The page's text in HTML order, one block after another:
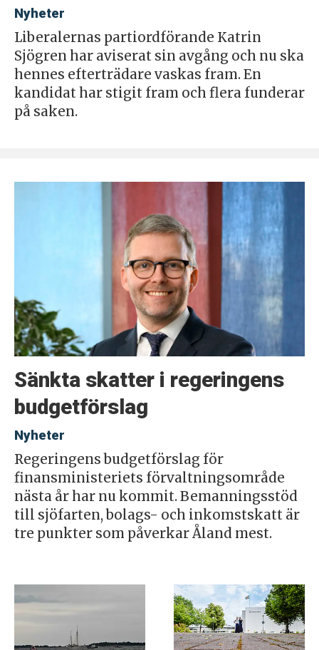
Nyheter
Liberalernas partiordförande Katrin
Sjögren har aviserat sin avgång och nu ska
hennes efterträdare vaskas fram. En
kandidat har stigit fram och flera funderar
på saken.
Sänkta skatter i regeringens
budgetförslag
Nyheter
Regeringens budgetförslag för
finansministeriets förvaltningsområde
nästa år har nu kommit. Bemanningsstöd
till sjöfarten, bolags- och inkomstskatt är
tre punkter som påverkar Åland mest.